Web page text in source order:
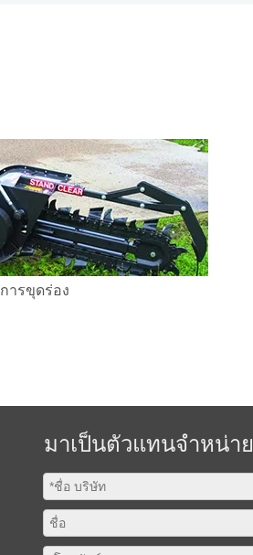
การขุดร่อง
มาเป็นตัวแทนจำหน่าย